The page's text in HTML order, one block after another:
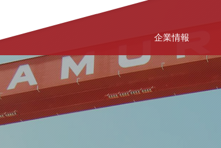
企業情報